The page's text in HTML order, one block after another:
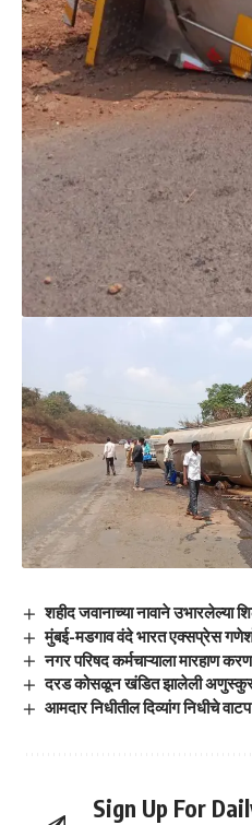
शहीद जवानाच्या नावाने उभारलेल्या
मुंबई-मडगाव वंदे भारत एक्सप्रेस
नगर परिषद कर्मचाऱ्याला मारहाण
दरड कोसळून खंडित झालेली अणुस्कुरा
आमदार निधीतील दिव्यांग निधीचे
Sign Up For